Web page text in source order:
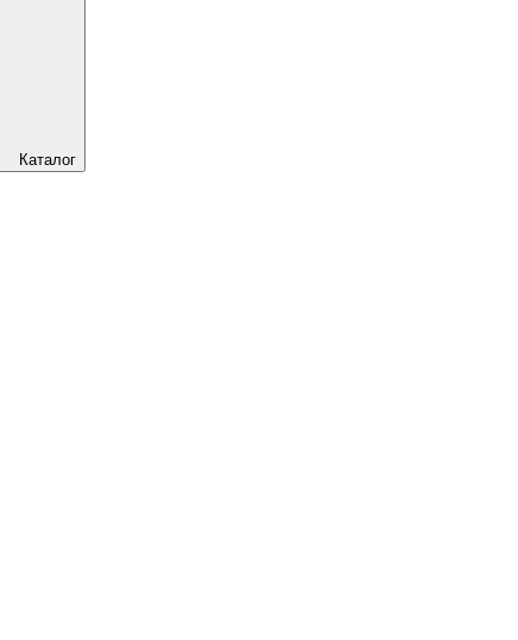
Каталог